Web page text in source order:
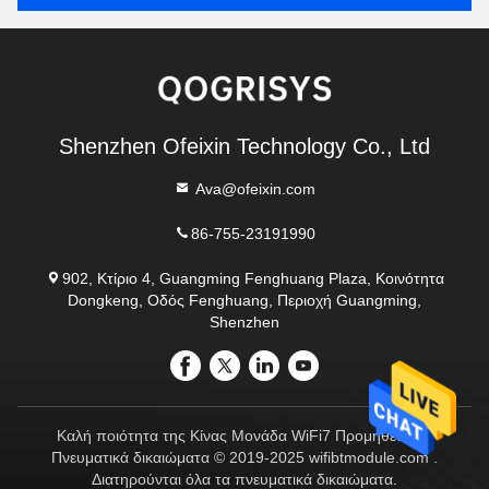
Shenzhen Ofeixin Technology Co., Ltd
Ava@ofeixin.com
86-755-23191990
902, Κτίριο 4, Guangming Fenghuang Plaza, Κοινότητα
Dongkeng, Οδός Fenghuang, Περιοχή Guangming,
Shenzhen
Καλή ποιότητα της Κίνας Μονάδα WiFi7 Προμηθευτής.
Πνευματικά δικαιώματα © 2019-2025 wifibtmodule.com .
Διατηρούνται όλα τα πνευματικά δικαιώματα.